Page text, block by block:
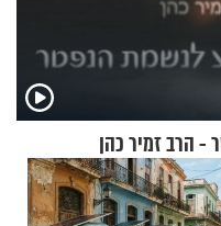
- הרב זמיר כהן